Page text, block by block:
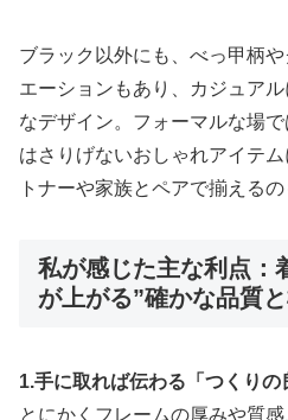
ブラック以外にも、べっ甲柄
エーションもあり、カジュア
なデザイン。フォーマルな場
はさりげないおしゃれアイテ
トナーや家族とペアで揃える
私が感じた主な利点：
が上がる”確かな品質
1.手に取れば伝わる「つくりの
とにかくフレームの厚みや質